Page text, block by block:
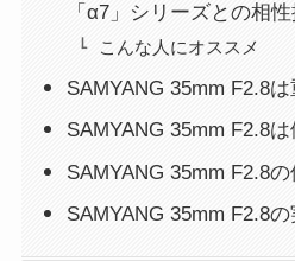
「α7」シリーズとの相
こんな人にオススメ
SAMYANG 35mm F2.8
SAMYANG 35mm F2.8
SAMYANG 35mm F2.8
SAMYANG 35mm F2.8